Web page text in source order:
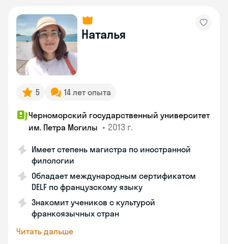
Наталья
5 14 лет опыта
Черноморский государственный университет
им. Петра Могилы • 2013 г.
Имеет степень магистра по иностранной
филологии
Обладает международным сертификатом
DELF по французскому языку
Знакомит учеников с культурой
франкоязычных стран
Читать дальше